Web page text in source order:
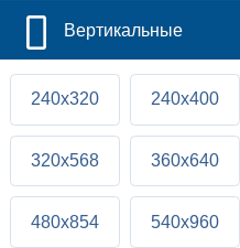
Вертикальные
240x320 240x400
320x568 360x640
480x854 540x960